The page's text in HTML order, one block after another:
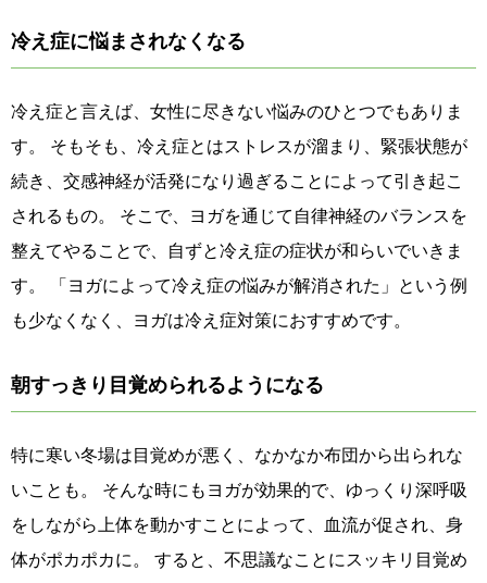
冷え症に悩まされなくなる
冷え症と言えば、女性に尽きない悩みのひとつでもありま
す。 そもそも、冷え症とはストレスが溜まり、緊張状態が
続き、交感神経が活発になり過ぎることによって引き起こ
されるもの。 そこで、ヨガを通じて自律神経のバランスを
整えてやることで、自ずと冷え症の症状が和らいでいきま
す。 「ヨガによって冷え症の悩みが解消された」という例
も少なくなく、ヨガは冷え症対策におすすめです。
朝すっきり目覚められるようになる
特に寒い冬場は目覚めが悪く、なかなか布団から出られな
いことも。 そんな時にもヨガが効果的で、ゆっくり深呼吸
をしながら上体を動かすことによって、血流が促され、身
体がポカポカに。 すると、不思議なことにスッキリ目覚め